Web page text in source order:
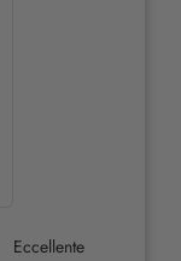
Eccellente